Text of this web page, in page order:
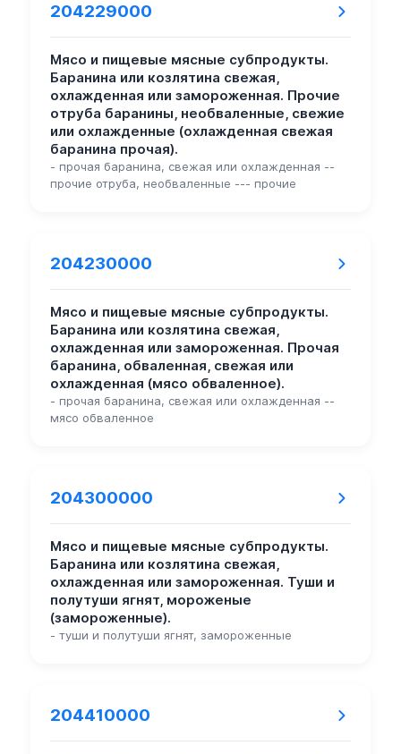
204229000
Мясо и пищевые мясные субпродукты.
Баранина или козлятина свежая,
охлажденная или замороженная. Прочие
отруба баранины, необваленные, свежие
или охлажденные (охлажденная свежая
баранина прочая).
- прочая баранина, свежая или охлажденная --
прочие отруба, необваленные --- прочие
204230000
Мясо и пищевые мясные субпродукты.
Баранина или козлятина свежая,
охлажденная или замороженная. Прочая
баранина, обваленная, свежая или
охлажденная (мясо обваленное).
- прочая баранина, свежая или охлажденная --
мясо обваленное
204300000
Мясо и пищевые мясные субпродукты.
Баранина или козлятина свежая,
охлажденная или замороженная. Туши и
полутуши ягнят, мороженые
(замороженные).
- туши и полутуши ягнят, замороженные
204410000